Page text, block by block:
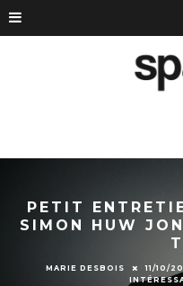
PETIT
SIMON HUW
MARIE DESBOIS 11/10/